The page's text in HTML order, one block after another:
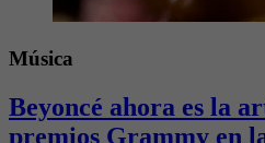
Música
Beyoncé ahora es la
premios Grammy en